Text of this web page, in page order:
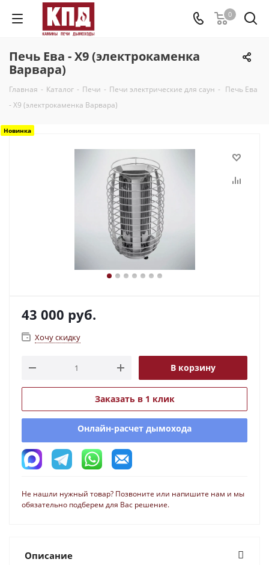
0
Печь Ева - Х9 (электрокаменка
Варвара)
Главная - Каталог - Печи - Печи электрические для саун - Печь Ева
- Х9 (электрокаменка Варвара)
Новинка
43 000 руб.
Хочу скидку
В корзину
Заказать в 1 клик
Онлайн-расчет дымохода
Не нашли нужный товар? Позвоните или напишите нам и мы
обязательно подберем для Вас решение.
Описание